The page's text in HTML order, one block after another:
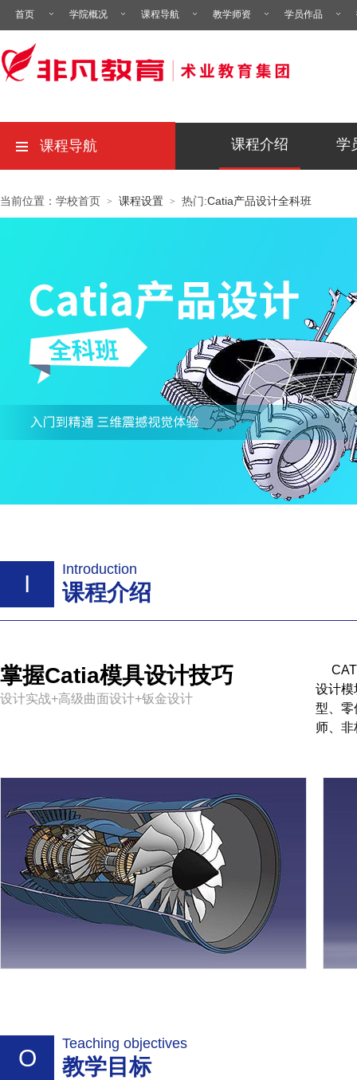
首页 学院概况 课程导航 教学师资 学员作品
课程介绍 学
课程导航
当前位置：学校首页 > 课程设置 > 热门:Catia产品设计全科班
I
Introduction
课程介绍
掌握Catia模具设计技巧
设计实战+高级曲面设计+钣金设计
设计模
型、零
师、
O
Teaching objectives
教学目标